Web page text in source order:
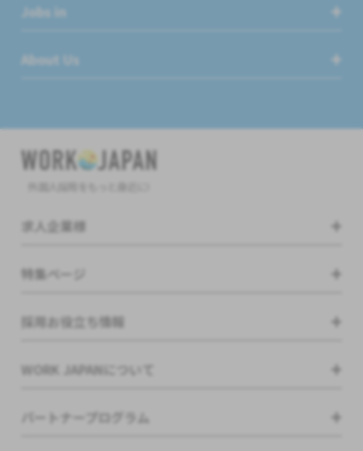
Jobs in
About Us
求人企業様
特集ページ
採用お役立ち情報
WORK JAPANについて
パートナープログラム